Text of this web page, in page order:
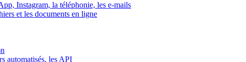
Instagram, la téléphonie, les e-mails
et les documents en ligne
automatisés, les API